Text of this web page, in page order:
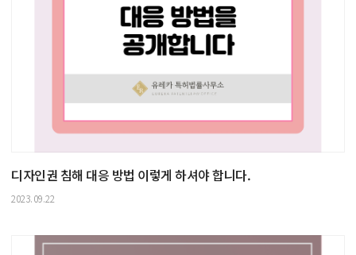
디자인권 침해 대응 방법 이렇게 하셔야 합니다.
2023.09.22